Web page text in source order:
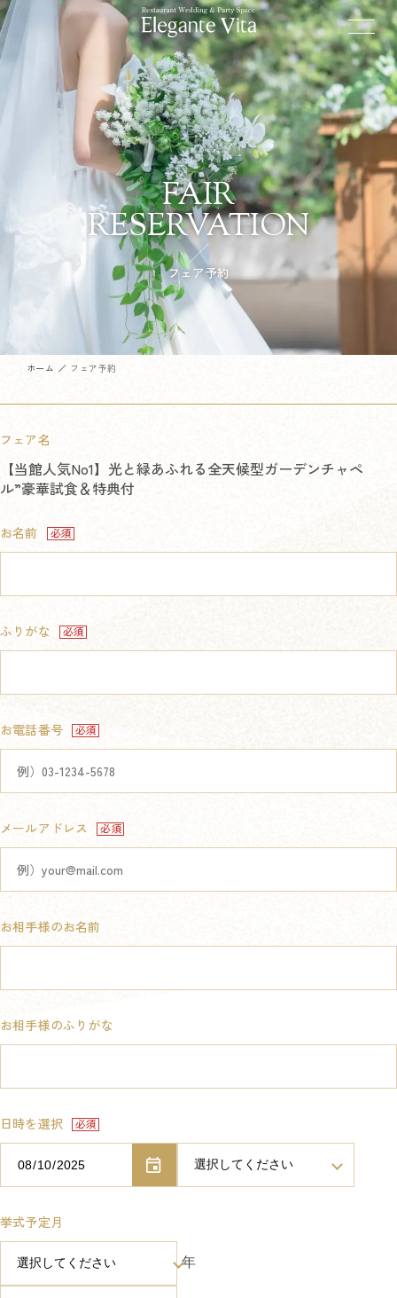
FAIR
RESERVATION
フェア予約
ホーム フェア予約
フェア名
【当館人気No1】光と緑あふれる全天候型ガーデンチャペ
ル”豪華試食＆特典付
お名前
ふりがな
お電話番号
メールアドレス
お相手様のお名前
お相手様のふりがな
日時を選択
挙式予定月
年